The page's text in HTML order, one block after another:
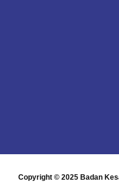
Copyright © 2025 Badan